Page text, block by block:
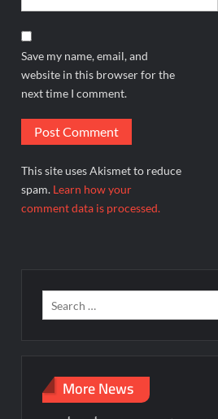
Save my name, email, and
website in this browser for the
next time I comment.
This site uses Akismet to reduce
spam. Learn how your
comment data is processed.
More News